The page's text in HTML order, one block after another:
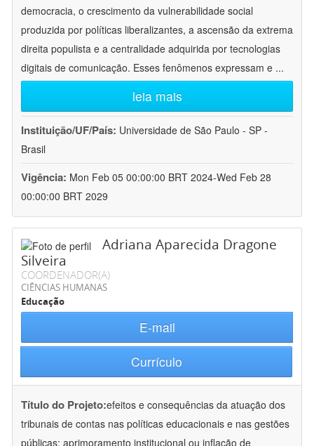
democracia, o crescimento da vulnerabilidade social
produzida por políticas liberalizantes, a ascensão da extrema
direita populista e a centralidade adquirida por tecnologias
digitais de comunicação. Esses fenômenos expressam e ...
leia mais
Instituição/UF/País: Universidade de São Paulo - SP -
Brasil
Vigência: Mon Feb 05 00:00:00 BRT 2024-Wed Feb 28
00:00:00 BRT 2029
Adriana Aparecida Dragone
Silveira
COORDENADOR(A)
CIÊNCIAS HUMANAS
Educação
E-mail
Currículo
Título do Projeto:efeitos e consequências da atuação dos
tribunais de contas nas políticas educacionais e nas gestões
públicas: aprimoramento institucional ou inflação de